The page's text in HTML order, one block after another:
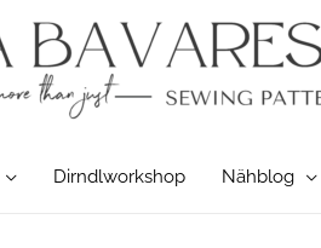
Dirndlworkshop Nähblog